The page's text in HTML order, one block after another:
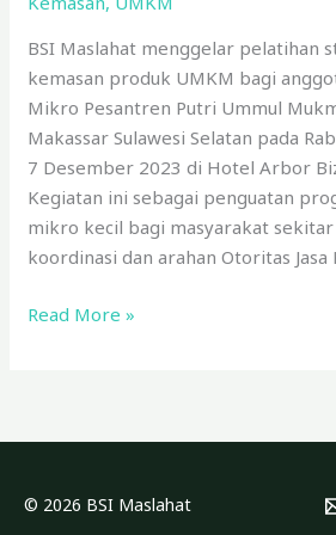
BSI Maslahat menggelar pelatihan
kemasan produk UMKM bagi
Mikro Pesantren Putri Ummul
Makassar Sulawesi Selatan pada
7 Desember 2023 di Hotel Arbor
Kegiatan ini sebagai penguatan
mikro kecil bagi masyarakat sekitar
koordinasi dan arahan Otoritas Jasa
Read More »
© 2026 BSI Maslahat